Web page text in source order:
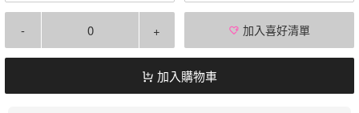
- + 加入喜好清單
加入購物車